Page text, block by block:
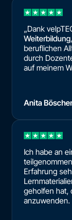
„Dank
Weiterbildung
beruflichen
durch
auf meinem
Anita
Ich habe an
Erfahrung
geholfen hat,
anzuwenden.